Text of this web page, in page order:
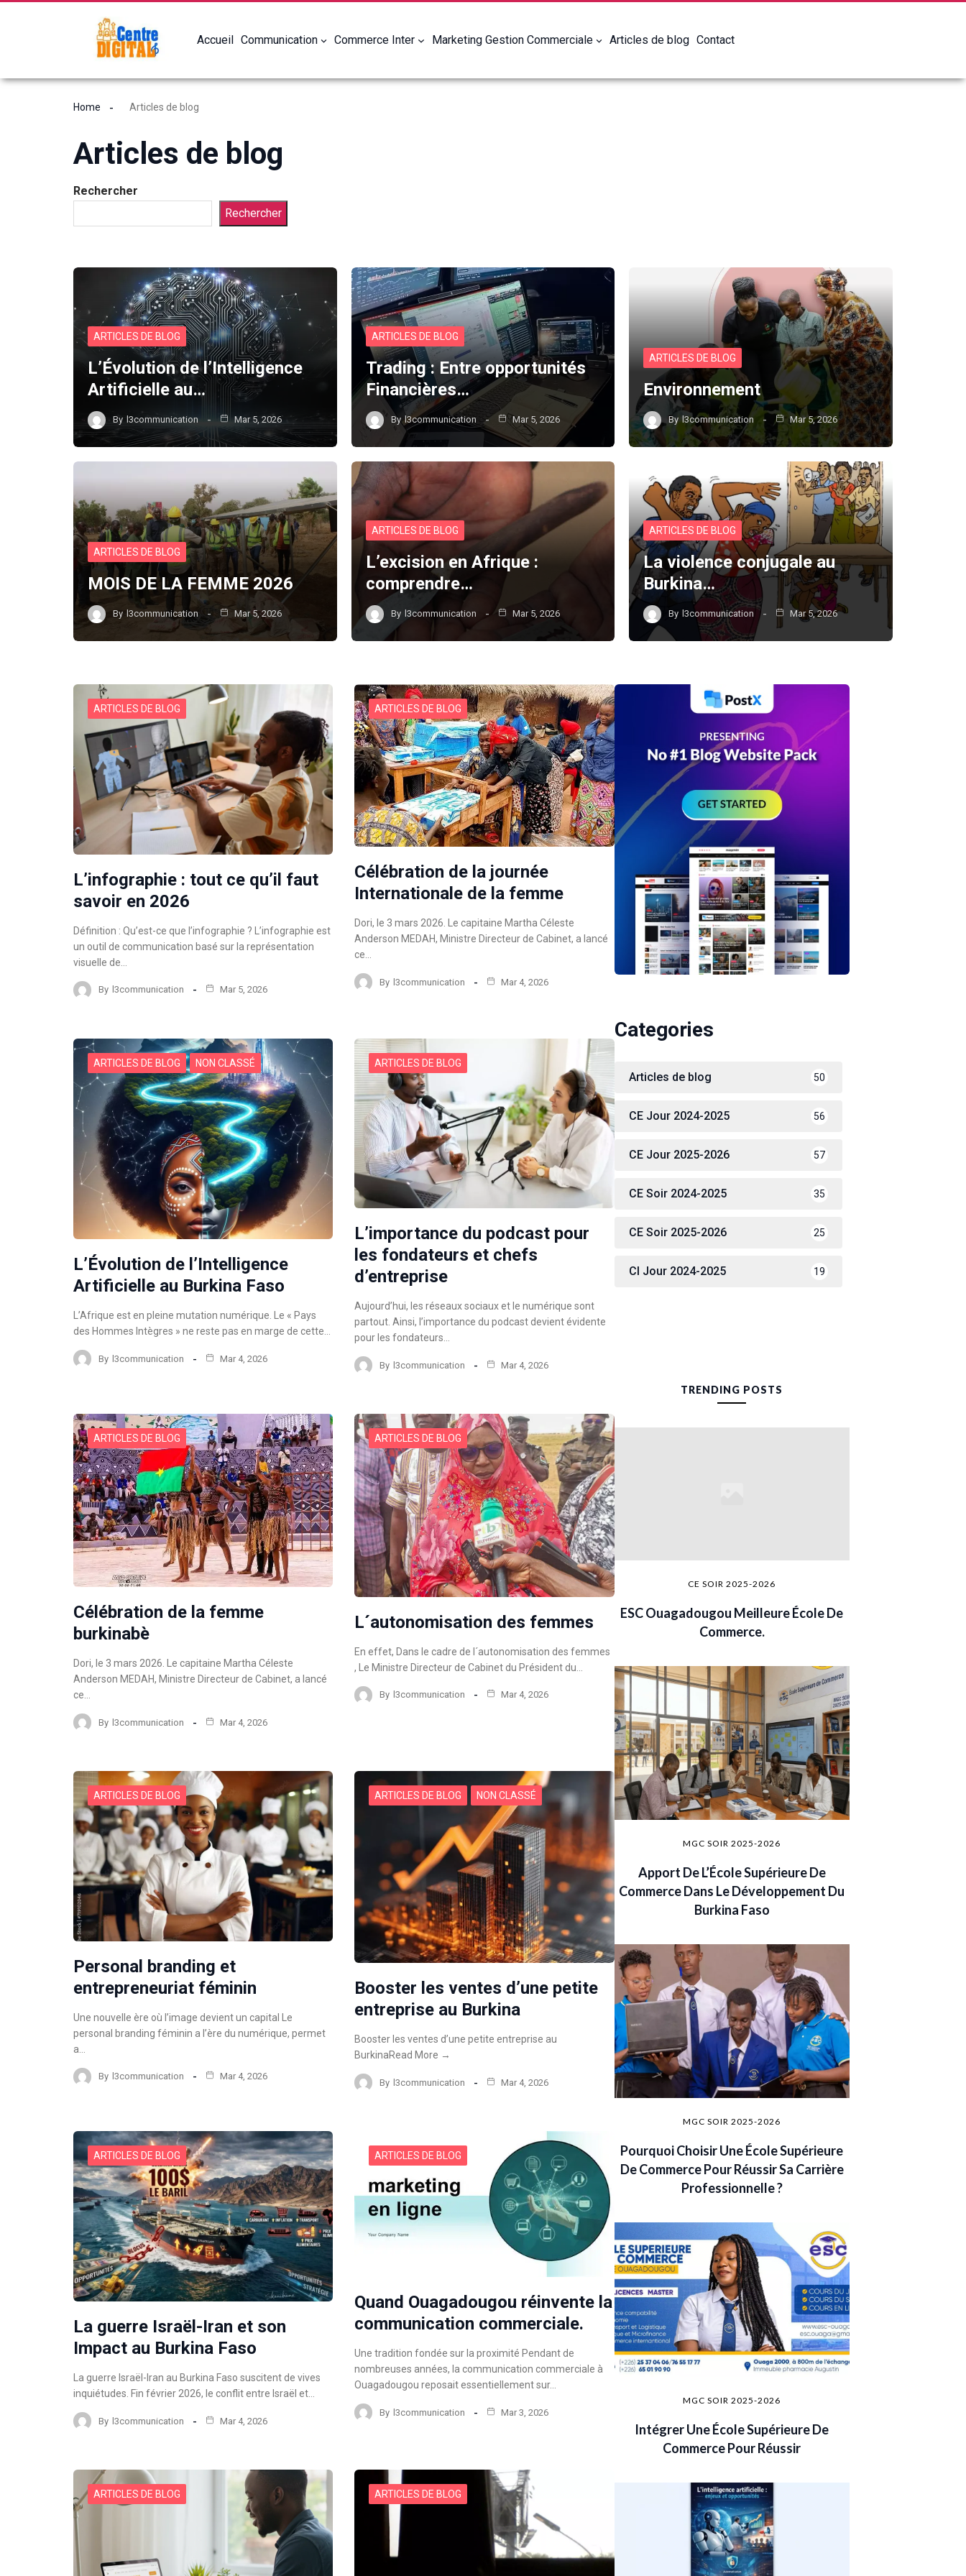
Accueil Communication Commerce Inter Marketing Gestion Commerciale Articles de blog Contact
Home Articles de blog
Articles de blog
Rechercher
Rechercher
ARTICLES DE BLOG
L’Évolution de l’Intelligence
Artificielle au…
By l3communication Mar 5, 2026
ARTICLES DE BLOG
Trading : Entre opportunités
Financières…
By l3communication Mar 5, 2026
ARTICLES DE BLOG
Environnement
By l3communication Mar 5, 2026
ARTICLES DE BLOG
MOIS DE LA FEMME 2026
By l3communication Mar 5, 2026
ARTICLES DE BLOG
L’excision en Afrique :
comprendre…
By l3communication Mar 5, 2026
ARTICLES DE BLOG
La violence conjugale au
Burkina…
By l3communication Mar 5, 2026
ARTICLES DE BLOG
L’infographie : tout ce qu’il faut
savoir en 2026
Définition : Qu’est-ce que l’infographie ? L’infographie est
un outil de communication basé sur la représentation
visuelle de…
By l3communication Mar 5, 2026
ARTICLES DE BLOG
Célébration de la journée
Internationale de la femme
Dori, le 3 mars 2026. Le capitaine Martha Céleste
Anderson MEDAH, Ministre Directeur de Cabinet, a lancé
ce…
By l3communication Mar 4, 2026
ARTICLES DE BLOG NON CLASSÉ
L’Évolution de l’Intelligence
Artificielle au Burkina Faso
L’Afrique est en pleine mutation numérique. Le « Pays
des Hommes Intègres » ne reste pas en marge de cette…
By l3communication Mar 4, 2026
ARTICLES DE BLOG
L’importance du podcast pour
les fondateurs et chefs
d’entreprise
Aujourd’hui, les réseaux sociaux et le numérique sont
partout. Ainsi, l’importance du podcast devient évidente
pour les fondateurs…
By l3communication Mar 4, 2026
ARTICLES DE BLOG
Célébration de la femme
burkinabè
Dori, le 3 mars 2026. Le capitaine Martha Céleste
Anderson MEDAH, Ministre Directeur de Cabinet, a lancé
ce…
By l3communication Mar 4, 2026
ARTICLES DE BLOG
L´autonomisation des femmes
En effet, Dans le cadre de l´autonomisation des femmes
, Le Ministre Directeur de Cabinet du Président du…
By l3communication Mar 4, 2026
ARTICLES DE BLOG
Personal branding et
entrepreneuriat féminin
Une nouvelle ère où l’image devient un capital Le
personal branding féminin a l’ère du numérique, permet
a…
By l3communication Mar 4, 2026
ARTICLES DE BLOG NON CLASSÉ
Booster les ventes d’une petite
entreprise au Burkina
Booster les ventes d’une petite entreprise au
BurkinaRead More →
By l3communication Mar 4, 2026
ARTICLES DE BLOG
La guerre Israël-Iran et son
Impact au Burkina Faso
La guerre Israël-Iran au Burkina Faso suscitent de vives
inquiétudes. Fin février 2026, le conflit entre Israël et…
By l3communication Mar 4, 2026
ARTICLES DE BLOG
Quand Ouagadougou réinvente la
communication commerciale.
Une tradition fondée sur la proximité Pendant de
nombreuses années, la communication commerciale à
Ouagadougou reposait essentiellement sur…
By l3communication Mar 3, 2026
ARTICLES DE BLOG ARTICLES DE BLOG
Categories
Articles de blog 50
CE Jour 2024-2025 56
CE Jour 2025-2026 57
CE Soir 2024-2025 35
CE Soir 2025-2026 25
CI Jour 2024-2025 19
TRENDING POSTS
CE SOIR 2025-2026
ESC Ouagadougou Meilleure École De
Commerce.
MGC SOIR 2025-2026
Apport De L’École Supérieure De
Commerce Dans Le Développement Du
Burkina Faso
MGC SOIR 2025-2026
Pourquoi Choisir Une École Supérieure
De Commerce Pour Réussir Sa Carrière
Professionnelle ?
MGC SOIR 2025-2026
Intégrer Une École Supérieure De
Commerce Pour Réussir